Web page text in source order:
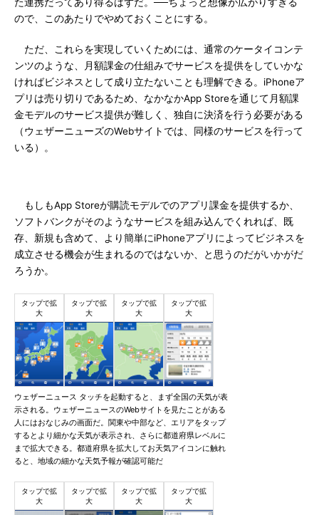
ので、このあたりでやめておくことにする。
ただ、これらを実現していくためには、通常のケータイコンテ
ンツのような、月額課金の仕組みでサービスを提供をしていかな
ければビジネスとして成り立たないことも理解できる。iPhoneア
プリは売り切りであるため、なかなかApp Storeを通じて月額課
金モデルのサービス提供が難しく、独自に決済を行う必要がある
（ウェザーニューズのWebサイトでは、同様のサービスを行って
いる）。
もしもApp Storeが購読モデルでのアプリ課金を提供するか、
ソフトバンクがそのようなサービスを組み込んでくれれば、既
存、新規も含めて、より簡単にiPhoneアプリによってビジネスを
成立させる機会が生まれるのではないか、と思うのだがいかがだ
ろうか。
ウェザーニュース タッチを起動すると、まず全国の天気が表
示される。ウェザーニュースのWebサイトを見たことがある
人にはおなじみの画面だ。関東や中部など、エリアをタップ
するとより細かな天気が表示され、さらに都道府県レベルに
まで拡大できる。都道府県を拡大してお天気アイコンに触れ
ると、地域の細かな天気予報が確認可能だ